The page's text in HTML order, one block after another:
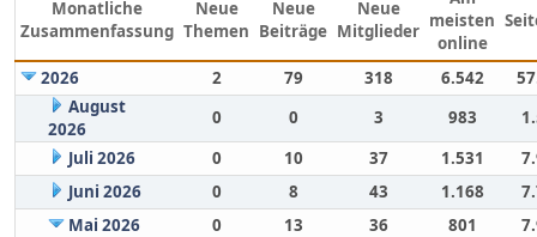
Monatliche
Zusammenfassung
Neue
Themen
Neue
Beiträge
Neue
Mitglieder meisten
online
2026 2 79 318 6.542
August
2026
0 0 3 983
Juli 2026
0 10 37 1.531
Juni 2026
0 8 43 1.168
Mai 2026
0 13 36 801